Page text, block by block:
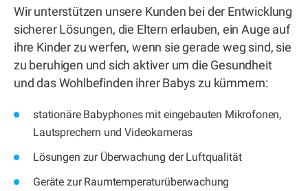
Wir unterstützen unsere Kunden bei der Entwicklung
sicherer Lösungen, die Eltern erlauben, ein Auge auf
ihre Kinder zu werfen, wenn sie gerade weg sind, sie
zu beruhigen und sich aktiver um die Gesundheit
und das Wohlbefinden ihrer Babys zu kümmern:
stationäre Babyphones mit eingebauten Mikrofonen,
Lautsprechern und Videokameras
Lösungen zur Überwachung der Luftqualität
Geräte zur Raumtemperaturüberwachung